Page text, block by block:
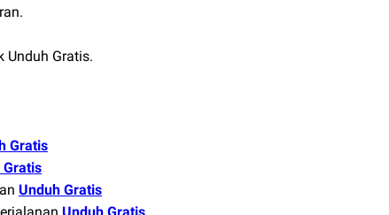
Unduh Gratis.
Gratis
Gratis
Unduh Gratis